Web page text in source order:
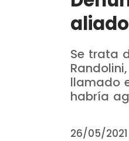
Se trata
llamado
habría
26/05/2021